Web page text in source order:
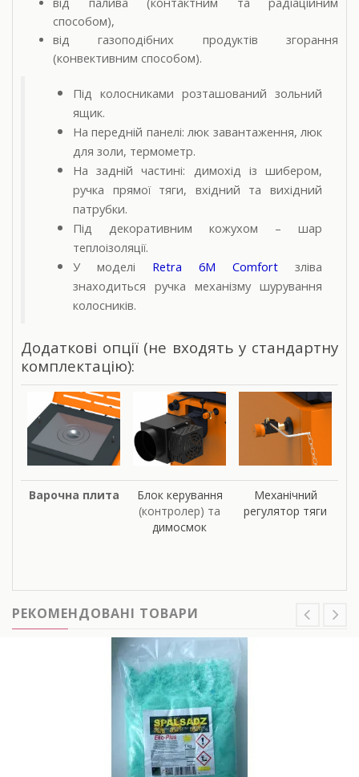
способом),
від газоподібних продуктів згорання
(конвективним способом).
Під колосниками розташований зольний
ящик.
На передній панелі: люк завантаження, люк
для золи, термометр.
На задній частині: димохід із шибером,
ручка прямої тяги, вхідний та вихідний
патрубки.
Під декоративним кожухом – шар
теплоізоляції.
У моделі Retra 6M Comfort зліва
знаходиться ручка механізму шурування
колосників.
Додаткові опції (не входять у стандартну
комплектацію):
Варочна плита
Блок керування
(контролер) та
димосмок
Механічний
регулятор тяги
РЕКОМЕНДОВАНІ ТОВАРИ